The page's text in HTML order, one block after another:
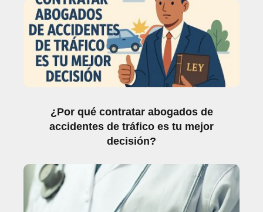
¿Por qué contratar abogados de
accidentes de tráfico es tu mejor
decisión?